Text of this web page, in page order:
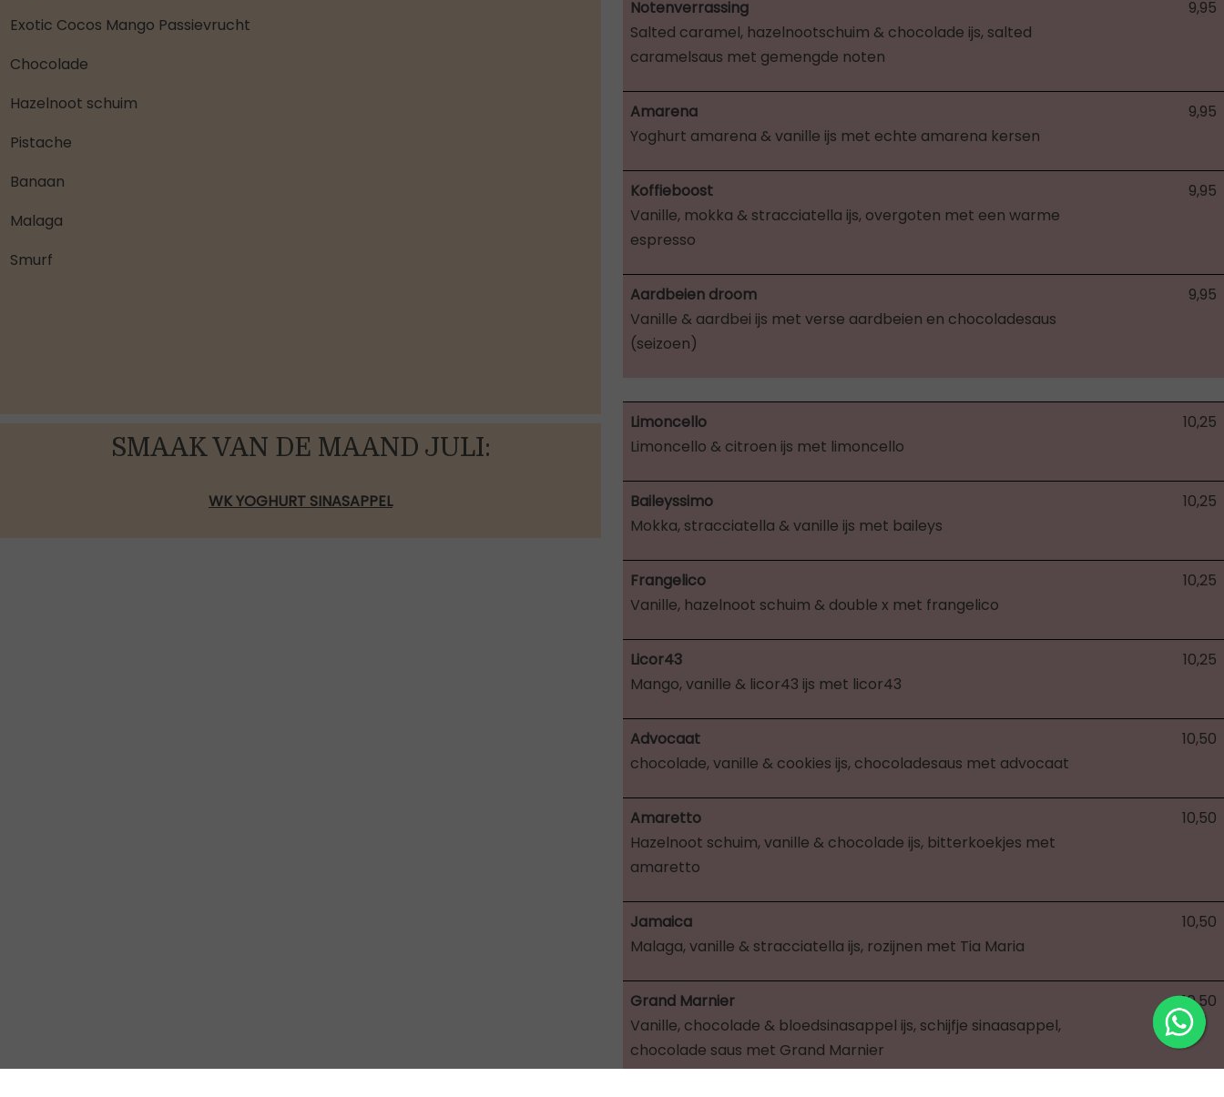
Exotic Cocos Mango Passievrucht
Chocolade
Hazelnoot schuim
Pistache
Banaan
Malaga
Smurf
SMAAK VAN DE MAAND JULI:
WK YOGHURT SINASAPPEL
Notenverrassing
Salted caramel, hazelnootschuim & chocolade ijs, salted
caramelsaus met gemengde noten
9,95
Amarena
Yoghurt amarena & vanille ijs met echte amarena kersen
9,95
Koffieboost
Vanille, mokka & stracciatella ijs, overgoten met een warme
espresso
9,95
Aardbeien droom
Vanille & aardbei ijs met verse aardbeien en chocoladesaus
(seizoen)
9,95
Limoncello
Limoncello & citroen ijs met limoncello
10,25
Baileyssimo
Mokka, stracciatella & vanille ijs met baileys
10,25
Frangelico
Vanille, hazelnoot schuim & double x met frangelico
10,25
Licor43
Mango, vanille & licor43 ijs met licor43
10,25
Advocaat
chocolade, vanille & cookies ijs, chocoladesaus met advocaat
10,50
Amaretto
Hazelnoot schuim, vanille & chocolade ijs, bitterkoekjes met
amaretto
10,50
Jamaica
Malaga, vanille & stracciatella ijs, rozijnen met Tia Maria
10,50
Grand Marnier
Vanille, chocolade & bloedsinasappel ijs, schijfje sinaasappel,
chocolade saus met Grand Marnier
10,50